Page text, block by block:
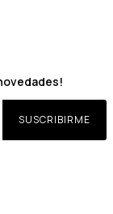
SUSCRIBIRME